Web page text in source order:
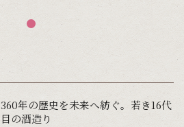
360年の歴史を未来へ紡ぐ。若き16代
目の酒造り